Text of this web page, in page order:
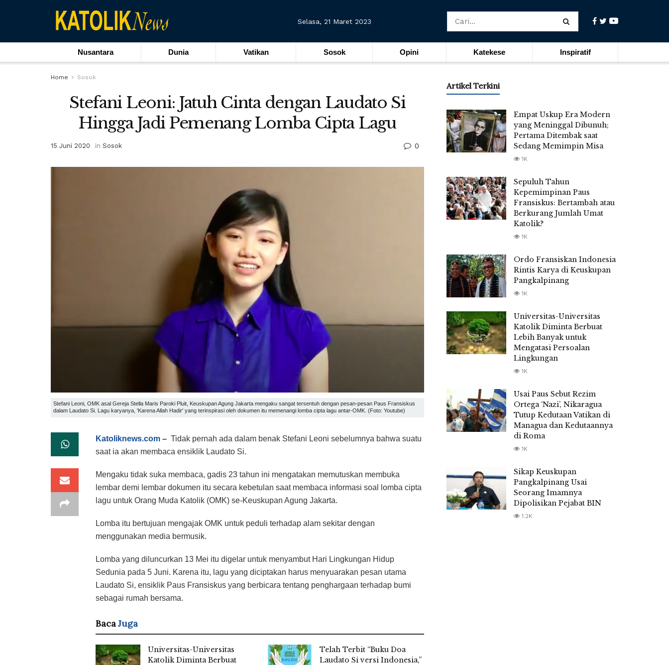
Selasa, 21 Maret 2023
Nusantara Dunia Vatikan Sosok Opini Katekese Inspiratif
Home Sosok
Stefani Leoni: Jatuh Cinta dengan Laudato Si
Hingga Jadi Pemenang Lomba Cipta Lagu
15 Juni 2020 in Sosok 0
Stefani Leoni, OMK asal Gereja Stella Maris Paroki Pluit, Keuskupan Agung Jakarta mengaku sangat tersentuh dengan pesan-pesan Paus Fransiskus
dalam Laudato Si. Lagu karyanya, 'Karena Allah Hadir' yang terinspirasi oleh dokumen itu memenangi lomba cipta lagu antar-OMK. (Foto: Youtube)
Katoliknews.com – Tidak pernah ada dalam benak Stefani Leoni sebelumnya bahwa suatu
saat ia akan membaca ensiklik Laudato Si.
Mengaku tidak suka membaca, gadis 23 tahun ini mengatakan memutuskan membuka
lembar demi lembar dokumen itu secara kebetulan saat membaca informasi soal lomba cipta
lagu untuk Orang Muda Katolik (OMK) se-Keuskupan Agung Jakarta.
Lomba itu bertujuan mengajak OMK untuk peduli terhadap alam sekitar dengan
menggunakan media bermusik.
Lomba yang diluncurkan 13 Mei itu digelar untuk menyambut Hari Lingkungan Hidup
Sedunia pada 5 Juni. Karena itu, lagu yang diciptakan harus menyuarakan pesan utama
Laudato Si, ensiklik Paus Fransiskus yang berbicara tentang penghargaan terhadap bumi
sebagai rumah bersama.
BacaJuga
Universitas-Universitas
Katolik Diminta Berbuat
Telah Terbit “Buku Doa
Laudato Si versi Indonesia,”
Artikel Terkini
Empat Uskup Era Modern
yang Meninggal Dibunuh;
Pertama Ditembak saat
Sedang Memimpin Misa
1K
Sepuluh Tahun
Kepemimpinan Paus
Fransiskus: Bertambah atau
Berkurang Jumlah Umat
Katolik?
1K
Ordo Fransiskan Indonesia
Rintis Karya di Keuskupan
Pangkalpinang
1K
Universitas-Universitas
Katolik Diminta Berbuat
Lebih Banyak untuk
Mengatasi Persoalan
Lingkungan
1K
Usai Paus Sebut Rezim
Ortega ‘Nazi’, Nikaragua
Tutup Kedutaan Vatikan di
Managua dan Kedutaannya
di Roma
1K
Sikap Keuskupan
Pangkalpinang Usai
Seorang Imamnya
Dipolisikan Pejabat BIN
1.2K